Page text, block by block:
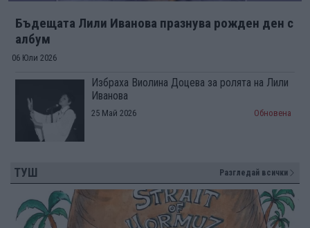
Бъдещата Лили Иванова празнува рожден ден с
албум
06 Юли 2026
Избраха Виолина Доцева за ролята на Лили
Иванова
25 Май 2026 Обновена
ТУШ Разгледай всички